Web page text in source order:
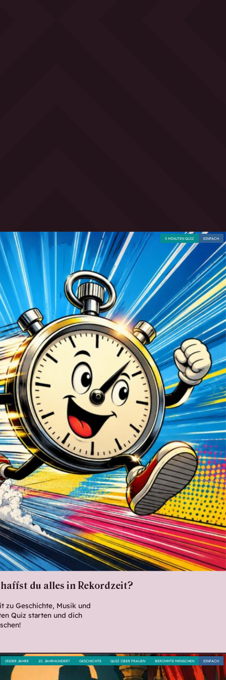
du alles in Rekordzeit?
zu Geschichte, Musik und
Quiz starten und dich
EINFACH
5 MINUTEN QUIZ
EINFACH
BERÜHMTE MENSCHEN
QUIZ ÜBER FRAUEN
GESCHICHTE
20. JAHRHUNDERT
1910ER JAHRE